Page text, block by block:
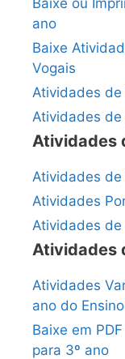
ano
Baixe
Vogais
Atividades de
Atividades de
Atividades
Atividades
Atividades
Atividades
Atividades
Atividades
ano do
Baixe em
para 3º ano